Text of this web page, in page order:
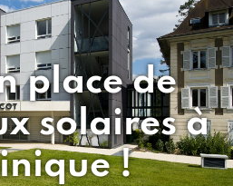
place de
solaires à
!